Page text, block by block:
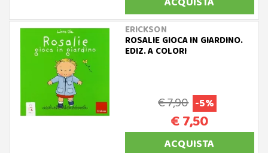
ERICKSON
ROSALIE GIOCA IN GIARDINO.
EDIZ. A COLORI
€ 7,90 -5%
€ 7,50
ACQUISTA